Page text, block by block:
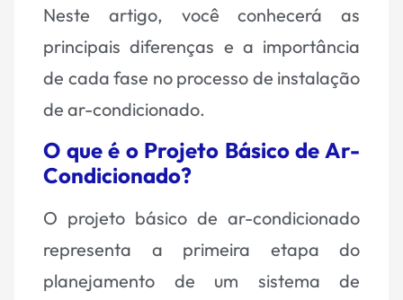
Neste artigo, você conhecerá as
principais diferenças e a importância
de cada fase no processo de instalação
de ar-condicionado.
O que é o Projeto Básico de Ar-
Condicionado?
O projeto básico de ar-condicionado
representa a primeira etapa do
planejamento de um sistema de